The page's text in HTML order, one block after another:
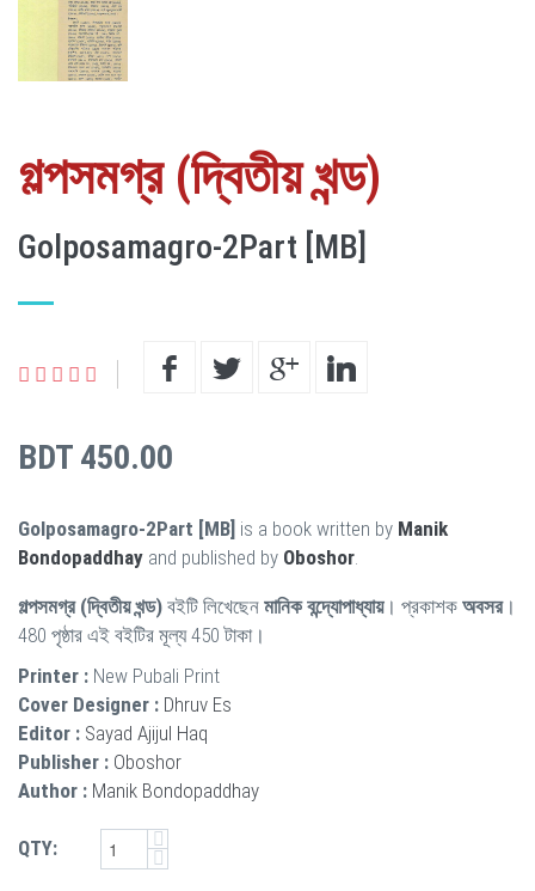
গল্পসমগ্র (দ্বিতীয় খন্ড)
Golposamagro-2Part [MB]
BDT 450.00
Golposamagro-2Part [MB] is a book written by Manik
Bondopaddhay and published by Oboshor
গল্পসমগ্র (দ্বিতীয় খন্ড) বইটি লিখেছেন মানিক বন্দ্যোপাধ্যায়। প্রকাশক অবসর।
480 পৃষ্ঠার এই বইটির মূল্য 450 টাকা।
Printer : New Pubali Print
Cover Designer : Dhruv Es
Editor : Sayad Ajijul Haq
Publisher : Oboshor
Author : Manik Bondopaddhay
QTY: